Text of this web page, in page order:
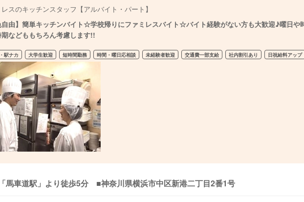
スのキッチンスタッフ【アルバイト・パート】
自由】簡単キッチンバイト☆学校帰りにファミレスバイト☆バイト経験がない方も大歓迎♪曜日や
などももちろん考慮します!!
駅ナカ 大学生歓迎 短時間勤務 時間・曜日応相談 未経験者歓迎 交通費一部支給 社内割引あり 日祝給料アップ
馬車道駅」より徒歩5分 ■神奈川県横浜市中区新港二丁目2番1号